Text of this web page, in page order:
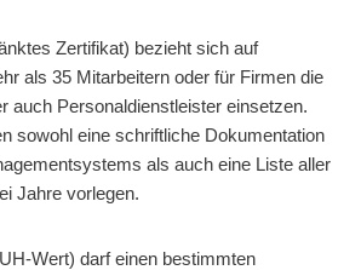
Zertifikat) bezieht sich auf
als 35 Mitarbeitern oder für Firmen die
auch Personaldienstleister einsetzen.
sowohl eine schriftliche Dokumentation
als auch eine Liste aller
Jahre vorlegen.
Wert) darf einen bestimmten